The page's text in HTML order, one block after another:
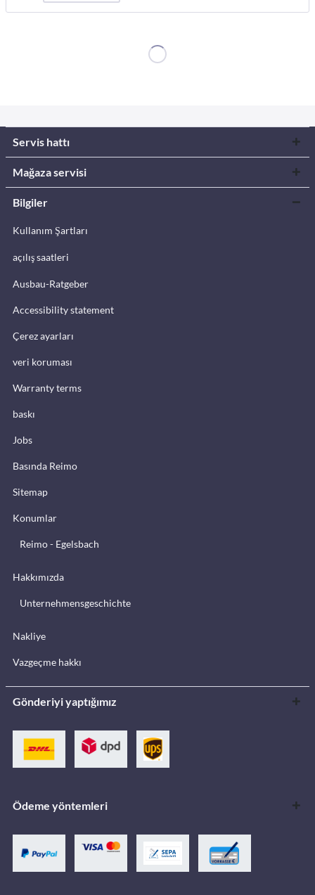
Servis hattı
Mağaza servisi
Bilgiler
Kullanım Şartları
açılış saatleri
Ausbau-Ratgeber
Accessibility statement
Çerez ayarları
veri koruması
Warranty terms
baskı
Jobs
Basında Reimo
Sitemap
Konumlar
Reimo - Egelsbach
Hakkımızda
Unternehmensgeschichte
Nakliye
Vazgeçme hakkı
Gönderiyi yaptığımız
Ödeme yöntemleri